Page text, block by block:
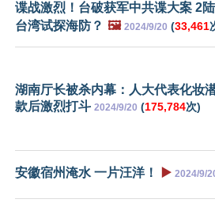
谍战激烈！台破获军中共谍大案 2
台湾试探海防？ 🖼️ 2024/9/20 (33,461
湖南厅长被杀内幕：人大代表化妆
款后激烈打斗 2024/9/20 (175,784次)
安徽宿州淹水 一片汪洋！ ▶️ 2024/9/